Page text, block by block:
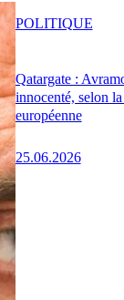
Qatargate :
innocenté, selon
européenne
25.06.2026
POLITIQUE